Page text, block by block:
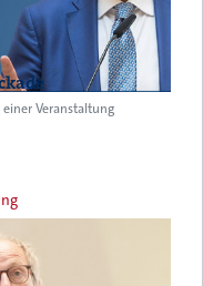
Veranstaltung